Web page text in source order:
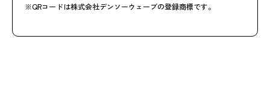
※QRコードは株式会社デンソーウェーブの登録商標です。